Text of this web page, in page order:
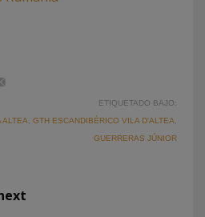
ETIQUETADO BAJO:
ALTEA GTH ESCANDIBÉRICO VILA D'ALTEA
GUERRERAS JÚNIOR